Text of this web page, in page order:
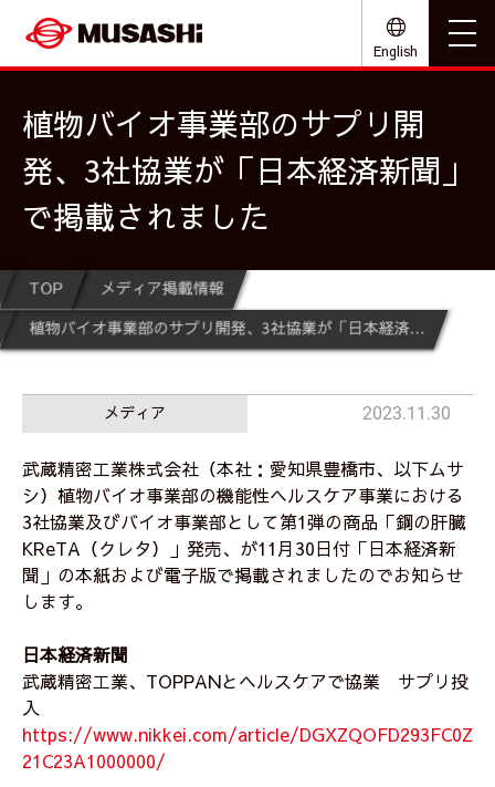
English
植物バイオ事業部のサプリ開
発、3社協業が「日本経済新聞」
で掲載されました
TOP
メディア掲載情報
植物バイオ事業部のサプリ開発、3社協業が「日本経済新聞」で掲載されました
メディア 2023.11.30
武蔵精密工業株式会社（本社：愛知県豊橋市、以下ムサ
シ）植物バイオ事業部の機能性ヘルスケア事業における
3社協業及びバイオ事業部として第1弾の商品「鋼の肝臓
KReTA（クレタ）」発売、が11月30日付「日本経済新
聞」の本紙および電子版で掲載されましたのでお知らせ
します。
日本経済新聞
武蔵精密工業、TOPPANとヘルスケアで協業 サプリ投
入
https://www.nikkei.com/article/DGXZQOFD293FC0Z
21C23A1000000/